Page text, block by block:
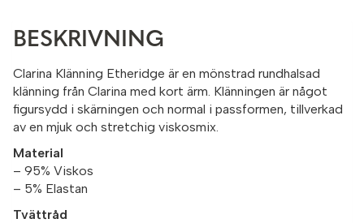
BESKRIVNING
Clarina Klänning Etheridge är en mönstrad rundhalsad
klänning från Clarina med kort ärm. Klänningen är något
figursydd i skärningen och normal i passformen, tillverkad
av en mjuk och stretchig viskosmix.
Material
– 95% Viskos
– 5% Elastan
Tvättråd